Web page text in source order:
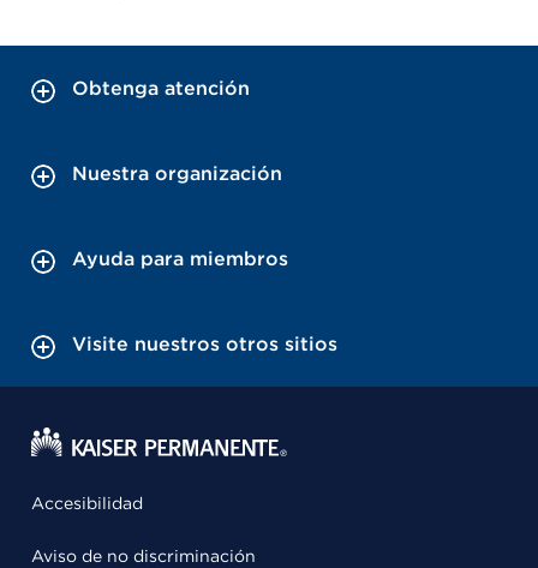
Obtenga atención
Nuestra organización
Ayuda para miembros
Visite nuestros otros sitios
Accesibilidad
Aviso de no discriminación